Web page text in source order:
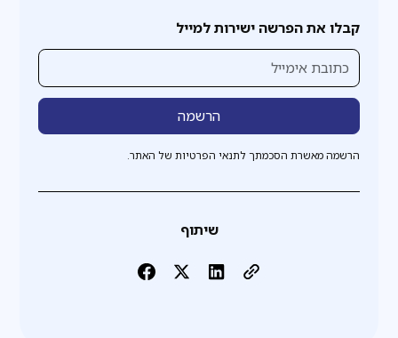
קבלו את הפרשה ישירות למייל
הרשמה מאשרת הסכמתך לתנאי הפרטיות של האתר.
שיתוף